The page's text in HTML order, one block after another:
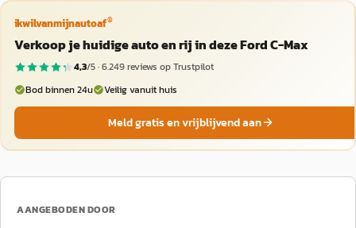
ikwilvanmijnautoaf®
Verkoop je huidige auto en rij in deze Ford C-Max
4,3/5 ·6.249reviews op Trustpilot
Bod binnen 24u
Veilig vanuit huis
Meld gratis en vrijblijvend aan
AANGEBODEN DOOR